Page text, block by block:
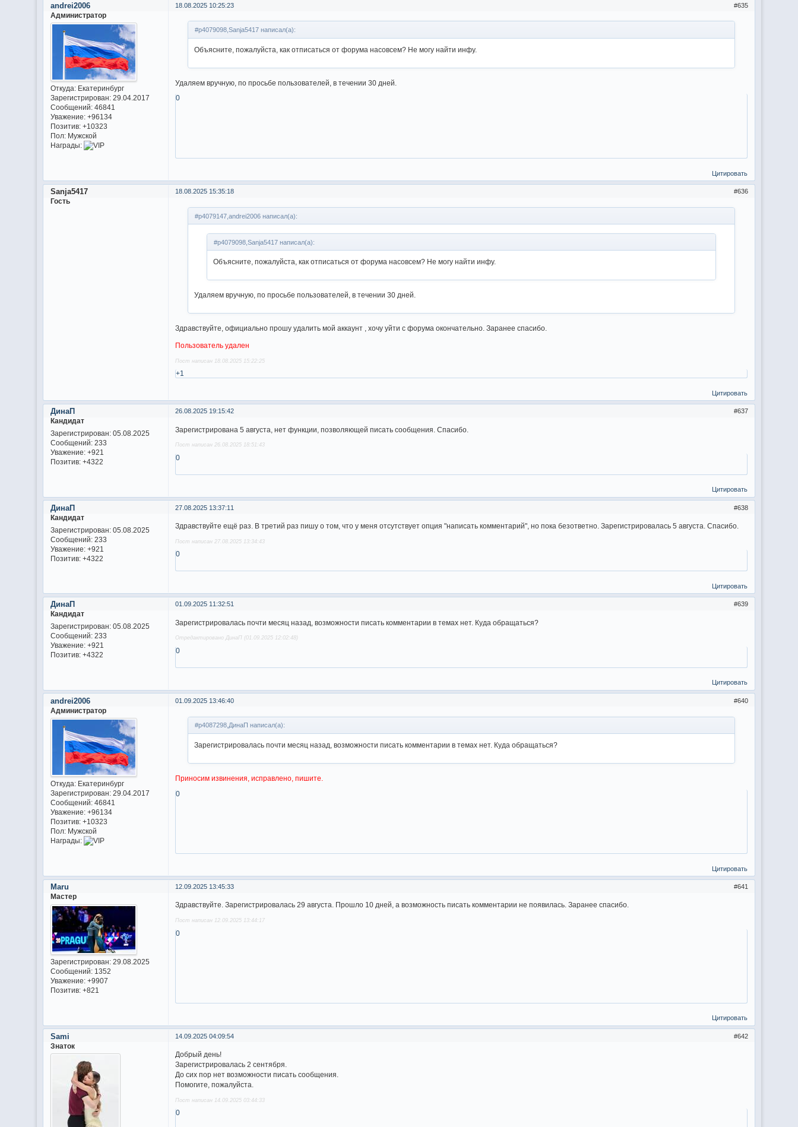
635
18.08.2025 10:25:23
andrei2006
Администратор
Откуда:Екатеринбург
Зарегистрирован: 29.04.2017
Сообщений:46841
Уважение: +96134
Позитив: +10323
Пол:Мужской
Награды:
#p4079098,Sanja5417 написал(а):
Объясните, пожалуйста, как отписаться от форума насовсем? Не могу найти инфу.
Удаляем вручную, по просьбе пользователей, в течении 30 дней.
0
Цитировать
636
18.08.2025 15:35:18
Sanja5417
Гость
#p4079147,andrei2006 написал(а):
#p4079098,Sanja5417 написал(а):
Объясните, пожалуйста, как отписаться от форума насовсем? Не могу найти инфу.
Удаляем вручную, по просьбе пользователей, в течении 30 дней.
Здравствуйте, официально прошу удалить мой аккаунт , хочу уйти с форума окончательно. Заранее спасибо.
Пользователь удален
Пост написан 18.08.2025 15:22:25
+1
Цитировать
637
26.08.2025 19:15:42
ДинаП
Кандидат
Зарегистрирован: 05.08.2025
Сообщений:233
Уважение: +921
Позитив: +4322
Зарегистрирована 5 августа, нет функции, позволяющей писать сообщения. Спасибо.
Пост написан 26.08.2025 18:51:43
0
Цитировать
638
27.08.2025 13:37:11
ДинаП
Кандидат
Зарегистрирован: 05.08.2025
Сообщений:233
Уважение: +921
Позитив: +4322
Здравствуйте ещё раз. В третий раз пишу о том, что у меня отсутствует опция "написать комментарий", но пока безответно. Зарегистрировалась 5 августа. Спасибо.
Пост написан 27.08.2025 13:34:43
0
Цитировать
639
01.09.2025 11:32:51
ДинаП
Кандидат
Зарегистрирован: 05.08.2025
Сообщений:233
Уважение: +921
Позитив: +4322
Зарегистрировалась почти месяц назад, возможности писать комментарии в темах нет. Куда обращаться?
Отредактировано ДинаП (01.09.2025 12:02:48)
0
Цитировать
640
01.09.2025 13:46:40
andrei2006
Администратор
Откуда:Екатеринбург
Зарегистрирован: 29.04.2017
Сообщений:46841
Уважение: +96134
Позитив: +10323
Пол:Мужской
Награды:
#p4087298,ДинаП написал(а):
Зарегистрировалась почти месяц назад, возможности писать комментарии в темах нет. Куда обращаться?
Приносим извинения, исправлено, пишите.
0
Цитировать
641
12.09.2025 13:45:33
Maru
Мастер
Зарегистрирован: 29.08.2025
Сообщений:1352
Уважение: +9907
Позитив: +821
Здравствуйте. Зарегистрировалась 29 августа. Прошло 10 дней, а возможность писать комментарии не появилась. Заранее спасибо.
Пост написан 12.09.2025 13:44:17
0
Цитировать
642
14.09.2025 04:09:54
Sami
Знаток
Добрый день!
Зарегистрировалась 2 сентября.
До сих пор нет возможности писать сообщения.
Помогите, пожалуйста.
Пост написан 14.09.2025 03:44:33
0